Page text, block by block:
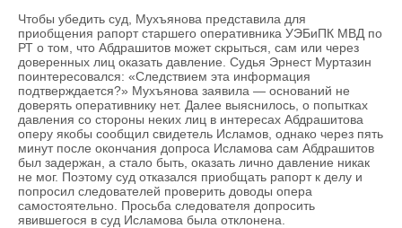
Чтобы убедить суд, Мухъянова представила для
приобщения рапорт старшего оперативника УЭБиПК МВД по
РТ о том, что Абдрашитов может скрыться, сам или через
доверенных лиц оказать давление. Судья Эрнест Муртазин
поинтересовался: «Следствием эта информация
подтверждается?» Мухъянова заявила — оснований не
доверять оперативнику нет. Далее выяснилось, о попытках
давления со стороны неких лиц в интересах Абдрашитова
оперу якобы сообщил свидетель Исламов, однако через пять
минут после окончания допроса Исламова сам Абдрашитов
был задержан, а стало быть, оказать лично давление никак
не мог. Поэтому суд отказался приобщать рапорт к делу и
попросил следователей проверить доводы опера
самостоятельно. Просьба следователя допросить
явившегося в суд Исламова была отклонена.